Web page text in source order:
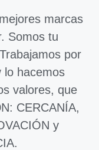
marcas
Somos tu
por
lo hacemos
valores, que
CERCANÍA,
y